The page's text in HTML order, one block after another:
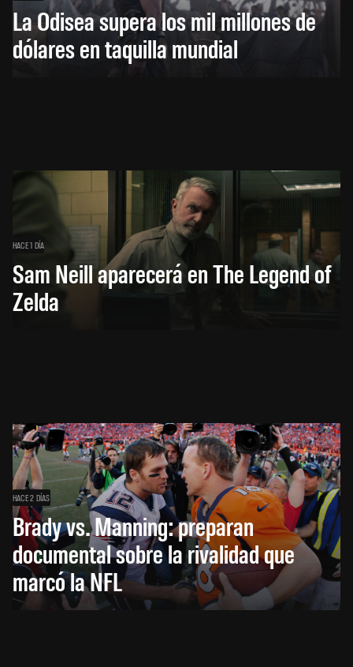
La Odisea supera los mil millones de
dólares en taquilla mundial
HACE 1 DÍA
Sam Neill aparecerá en The Legend of
Zelda
HACE 2 DÍAS
Brady vs. Manning: preparan
documental sobre la rivalidad que
marcó la NFL